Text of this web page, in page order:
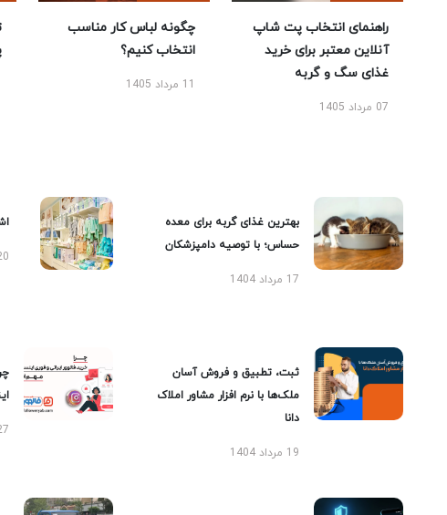
راهنمای انتخاب پت شاپ
آنلاین معتبر برای خرید
غذای سگ و گربه
07 مرداد 1405
چگونه لباس کار مناسب
انتخاب کنیم؟
11 مرداد 1405
بهترین غذای گربه برای معده
حساس؛ با توصیه دامپزشکان
17 مرداد 1404
20 تیر
ثبت، تطبیق و فروش آسان
ملک‌ها با نرم افزار مشاور املاک
دانا
19 مرداد 1404
27